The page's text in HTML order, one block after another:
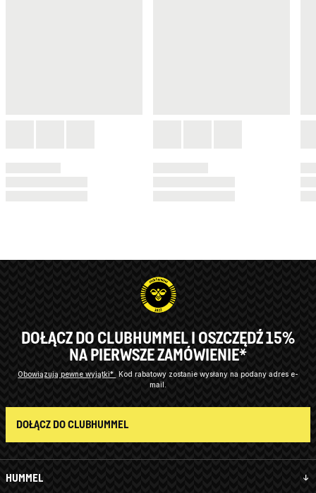
HUMMEL
DOŁĄCZ DO CLUBHUMMEL I OSZCZĘDŹ 15%
NA PIERWSZE ZAMÓWIENIE*
Obowiązują pewne wyjątki*
Kod rabatowy zostanie wysłany na podany adres e-
mail.
DOŁĄCZ DO CLUBHUMMEL